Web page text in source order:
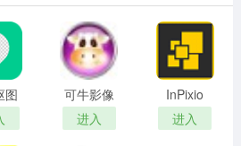
图
解
可牛影像
绿色去广
告版
进入
InPixio
Photo
Maximizer
进入